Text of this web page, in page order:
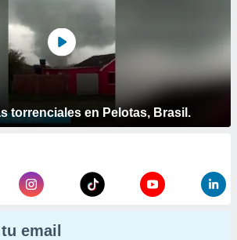
torrenciales en Pelotas, Brasil.
email